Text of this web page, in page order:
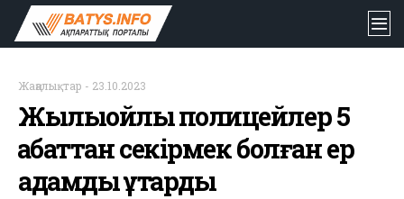
Жаңалықтар - 23.10.2023
Жылыойлық полицейлер 5
қабаттан секірмек болған ер
адамды құтқарды